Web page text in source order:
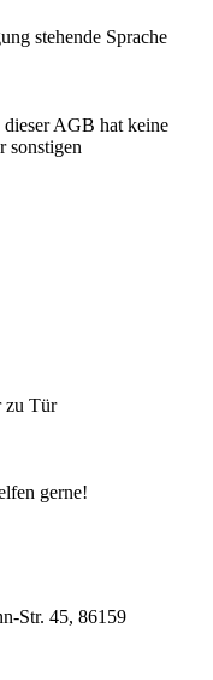
stehende Sprache
AGB hat keine
sonstigen
zu Tür
gerne!
Str. 45, 86159